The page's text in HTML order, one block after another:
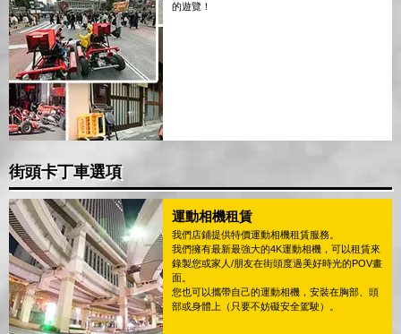
的遊覽！
街頭卡丁車選項
運動相機租賃
我們店鋪提供特價運動相機租賃服務。
我們擁有最新最強大的4K運動相機，可以租賃來
錄製您或家人/朋友在街頭度過美好時光的POV畫
面。
您也可以攜帶自己的運動相機，安裝在胸部、頭
部或身體上（只要不妨礙安全駕駛）。